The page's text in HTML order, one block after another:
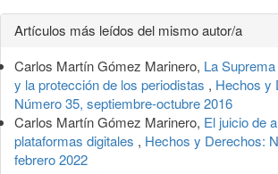
Detalles
del
artículo
Artículos más leídos del mismo autor/a
Carlos Martín Gómez Marinero, La
y la protección de los periodistas , Hechos y
Número 35, septiembre-octubre 2016
Carlos Martín Gómez Marinero, El juicio de
plataformas digitales , Hechos y Derechos:
febrero 2022